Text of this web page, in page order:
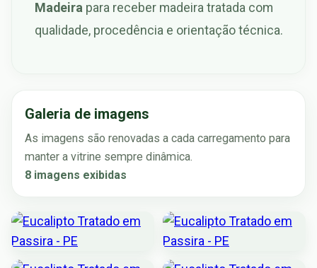
Madeira para receber madeira tratada com
qualidade, procedência e orientação técnica.
Galeria de imagens
As imagens são renovadas a cada carregamento para
manter a vitrine sempre dinâmica.
8 imagens exibidas